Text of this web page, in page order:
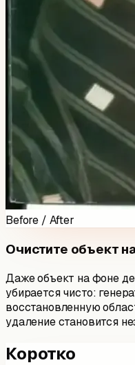
Before / After
Очистите объект
Даже объект на фоне
убирается чисто:
восстановленную
удаление становится
Коротко